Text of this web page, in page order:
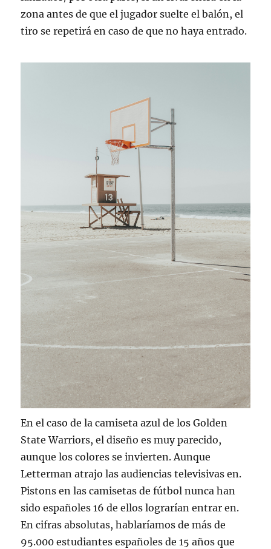
zona antes de que el jugador suelte el balón, el
tiro se repetirá en caso de que no haya entrado.
En el caso de la camiseta azul de los Golden
State Warriors, el diseño es muy parecido,
aunque los colores se invierten. Aunque
Letterman atrajo las audiencias televisivas en.
Pistons en las camisetas de fútbol nunca han
sido españoles 16 de ellos lograrían entrar en.
En cifras absolutas, hablaríamos de más de
95.000 estudiantes españoles de 15 años que